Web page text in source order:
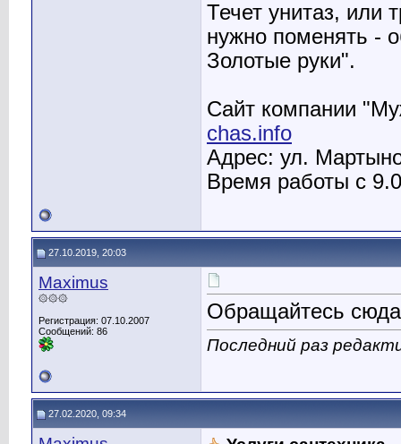
Течет унитаз, или
нужно поменять -
Золотые руки".
Сайт компании
chas.info
Адрес: ул.
Время работы с
27.10.2019, 20:03
Maximus
۞۞۞
Регистрация: 07.10.2007
Сообщений: 86
Обращайтесь
Последний раз
27.02.2020, 09:34